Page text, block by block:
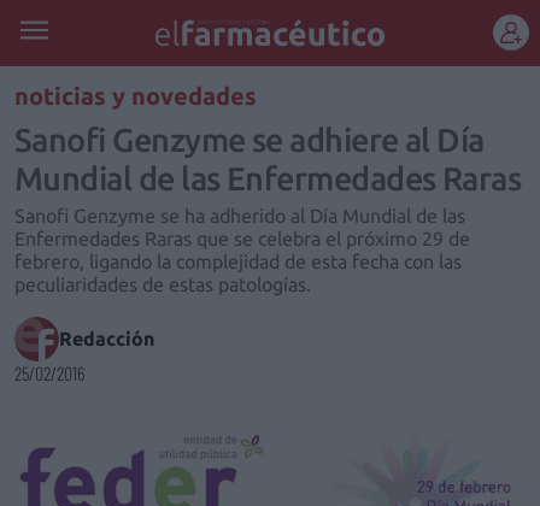
REGÍSTRATE
noticias y novedades
Sanofi Genzyme se adhiere al Día
Mundial de las Enfermedades Raras
Sanofi Genzyme se ha adherido al Día Mundial de las
Enfermedades Raras que se celebra el próximo 29 de
febrero, ligando la complejidad de esta fecha con las
peculiaridades de estas patologías.
Redacción
25/02/2016